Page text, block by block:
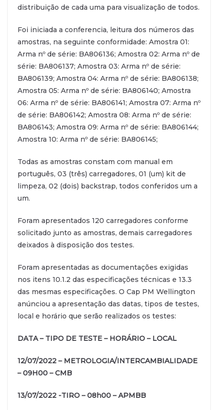
distribuição de cada uma para visualização de todos.
Foi iniciada a conferencia, leitura dos números das
amostras, na seguinte conformidade: Amostra 01:
Arma nº de série: BA806136; Amostra 02: Arma nº de
série: BA806137; Amostra 03: Arma nº de série:
BA806139; Amostra 04: Arma nº de série: BA806138;
Amostra 05: Arma nº de série: BA806140; Amostra
06: Arma nº de série: BA806141; Amostra 07: Arma nº
de série: BA806142; Amostra 08: Arma nº de série:
BA806143; Amostra 09: Arma nº de série: BA806144;
Amostra 10: Arma nº de série: BA806145;
Todas as amostras constam com manual em
português, 03 (três) carregadores, 01 (um) kit de
limpeza, 02 (dois) backstrap, todos conferidos um a
um.
Foram apresentados 120 carregadores conforme
solicitado junto as amostras, demais carregadores
deixados à disposição dos testes.
Foram apresentadas as documentações exigidas
nos itens 10.1.2 das especificações técnicas e 13.3
das mesmas especificações. O Cap PM Wellington
anúnciou a apresentação das datas, tipos de testes,
local e horário que serão realizados os testes:
DATA – TIPO DE TESTE – HORÁRIO – LOCAL
12/07/2022 – METROLOGIA/INTERCAMBIALIDADE
– 09H00 – CMB
13/07/2022 -TIRO – 08h00 – APMBB